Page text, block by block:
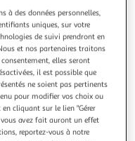
double face 22cm
: L. 22 x l. 6 cm
à des données personnelles,
uniques, sur votre
de suivi prendront en
et nos partenaires traitons
elles seront
il est possible que
ne soient pas pertinents
pour modifier vos choix ou
cliquant sur le lien "Gérer
vous avez fait auront un effet
reportez-vous à notre